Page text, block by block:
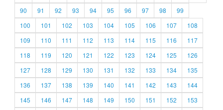
90
91 92 93 94 95 96 97 98
99
100
101 102 103 104 105 106 107
108
109
110 111 112 113 114 115 116
117
118
119 120 121 122 123 124 125
126
127
128 129 130 131 132 133 134
135
136
137 138 139 140 141 142 143
144
145
146 147 148 149 150 151 152
153